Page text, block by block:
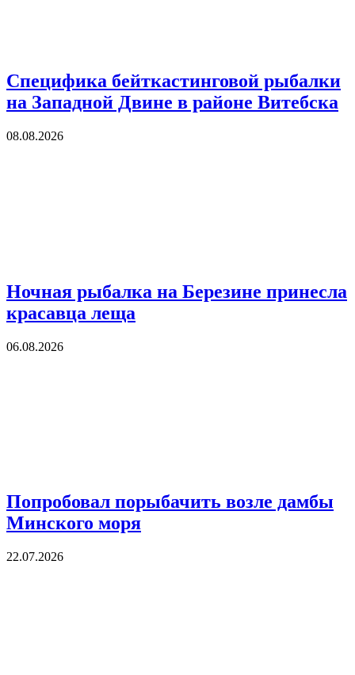
Специфика бейткастинговой рыбалки
на Западной Двине в районе Витебска
08.08.2026
Ночная рыбалка на Березине принесла
красавца леща
06.08.2026
Попробовал порыбачить возле дамбы
Минского моря
22.07.2026